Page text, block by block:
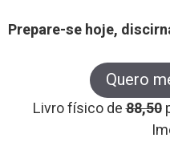
Prepare-se hoje,
Quero
Livro físico de88,50